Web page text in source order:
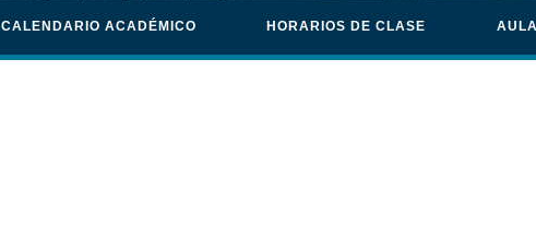
CALENDARIO ACADÉMICO HORARIOS DE CLASE